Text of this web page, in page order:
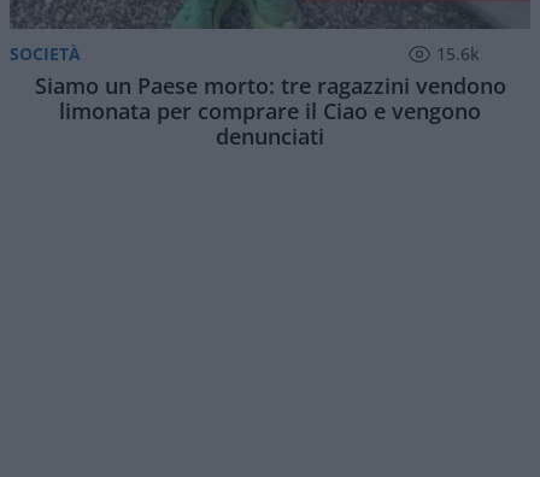
SOCIETÀ 15.6k
Siamo un Paese morto: tre ragazzini vendono
limonata per comprare il Ciao e vengono
denunciati